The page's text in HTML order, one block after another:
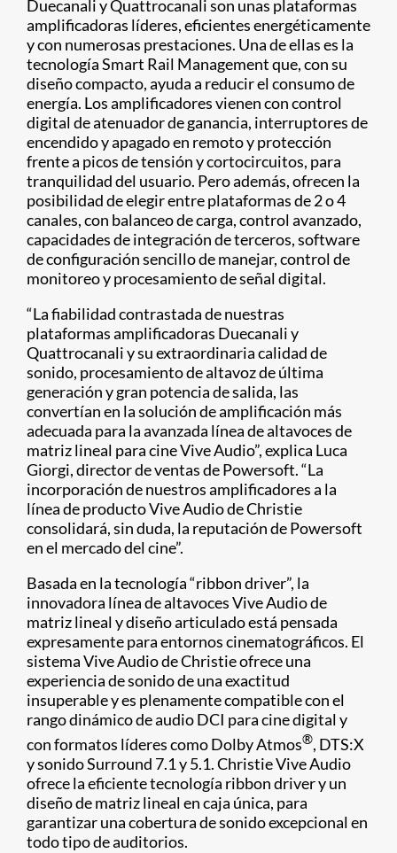
Duecanali y Quattrocanali son unas plataformas
amplificadoras líderes, eficientes energéticamente
y con numerosas prestaciones. Una de ellas es la
tecnología Smart Rail Management que, con su
diseño compacto, ayuda a reducir el consumo de
energía. Los amplificadores vienen con control
digital de atenuador de ganancia, interruptores de
encendido y apagado en remoto y protección
frente a picos de tensión y cortocircuitos, para
tranquilidad del usuario. Pero además, ofrecen la
posibilidad de elegir entre plataformas de 2 o 4
canales, con balanceo de carga, control avanzado,
capacidades de integración de terceros, software
de configuración sencillo de manejar, control de
monitoreo y procesamiento de señal digital.
“La fiabilidad contrastada de nuestras
plataformas amplificadoras Duecanali y
Quattrocanali y su extraordinaria calidad de
sonido, procesamiento de altavoz de última
generación y gran potencia de salida, las
convertían en la solución de amplificación más
adecuada para la avanzada línea de altavoces de
matriz lineal para cine Vive Audio”, explica Luca
Giorgi, director de ventas de Powersoft. “La
incorporación de nuestros amplificadores a la
línea de producto Vive Audio de Christie
consolidará, sin duda, la reputación de Powersoft
en el mercado del cine”.
Basada en la tecnología “ribbon driver”, la
innovadora línea de altavoces Vive Audio de
matriz lineal y diseño articulado está pensada
expresamente para entornos cinematográficos. El
sistema Vive Audio de Christie ofrece una
experiencia de sonido de una exactitud
insuperable y es plenamente compatible con el
rango dinámico de audio DCI para cine digital y
con formatos líderes como Dolby Atmos®, DTS:X
y sonido Surround 7.1 y 5.1. Christie Vive Audio
ofrece la eficiente tecnología ribbon driver y un
diseño de matriz lineal en caja única, para
garantizar una cobertura de sonido excepcional en
todo tipo de auditorios.